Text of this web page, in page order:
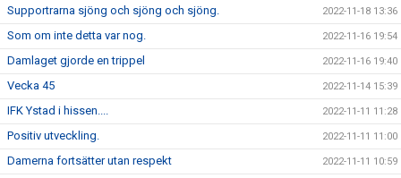
Supportrarna sjöng och sjöng och sjöng. 2022-11-18 13:36
Som om inte detta var nog. 2022-11-16 19:54
Damlaget gjorde en trippel 2022-11-16 19:40
Vecka 45 2022-11-14 15:39
IFK Ystad i hissen.... 2022-11-11 11:28
Positiv utveckling. 2022-11-11 11:00
Damerna fortsätter utan respekt 2022-11-11 10:59